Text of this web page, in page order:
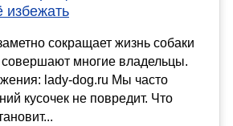
избежать
сокращает жизнь собаки
многие владельцы.
lady-dog.ru Мы часто
кусочек не повредит. Что